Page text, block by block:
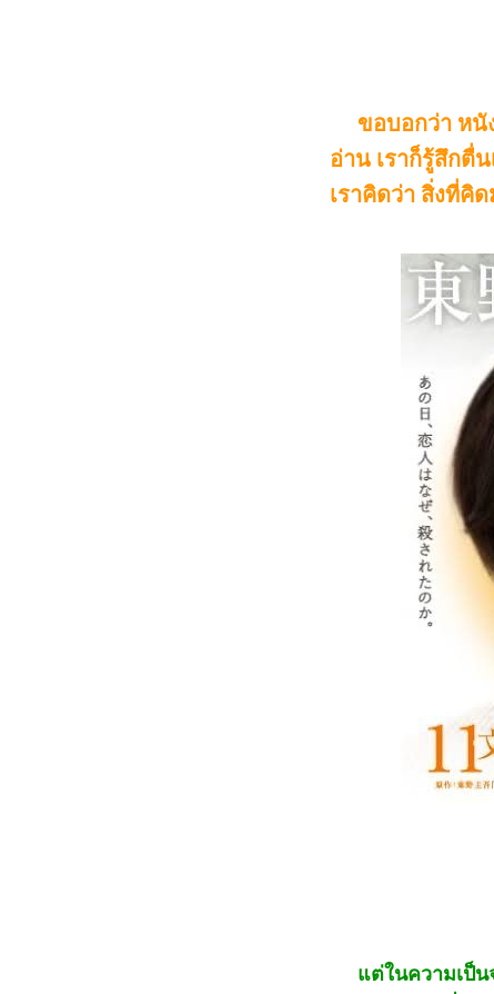
ขอบอกว่า หนัง
อ่าน เราก็รู้สึกตื่
เราคิดว่า สิ่งที่คิ
แต่ในความเป็นจ